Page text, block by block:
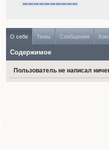
О себе Темы Сообщения
Содержимое
Пользователь не написал